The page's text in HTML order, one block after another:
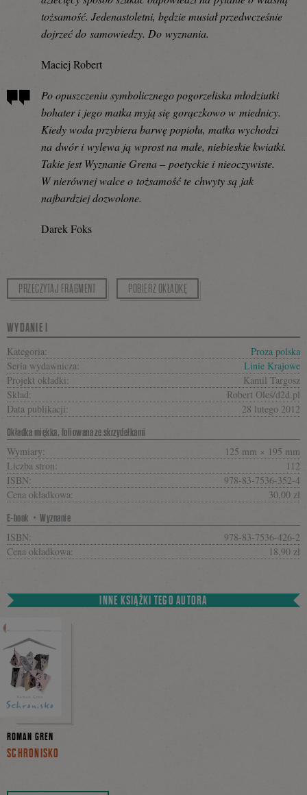
tożsamość. Jedenastoletni, będzie musiał przedwcześnie
dojrzeć do samowiedzy. Do wyznania.
Maciej Robert
Po opuszczeniu symbolicznego pogorzeliska młodziutki
bohater i jego matka myją się gorączkowo w miednicy.
Kiedy woda przybiera barwę popiołu, matka wychodzi
na dwór i wylewa ją wprost na małe, niebieskie kwiatki.
Takie jest Wyznanie Grena – poetyckie i nieoczywiste.
W nierównej walce o tożsamość te chwyty są jak
najbardziej dozwolone.
Darek Foks
PRZECZYTAJ FRAGMENT POBIERZ OKŁADKĘ
WYDANIE I
Kategoria:
Proza polska
Seria wydawnicza:
Linie Krajowe
Projekt okładki:
Kamil Targosz
Skład:
Robert Oleś/d2d.pl
Data publikacji:
28 lutego 2012
Okładka miękka, foliowana ze skrzydełkami
Wymiary:
125 mm × 195 mm
Liczba stron:
112
ISBN:
978-83-7536-352-4
Cena okładkowa:
30,00 zł
E-book・Wyznanie
ISBN:
978-83-7536-426-2
Cena okładkowa:
18,90 zł
INNE KSIĄŻKI TEGO AUTORA
ROMAN GREN
SCHRONISKO